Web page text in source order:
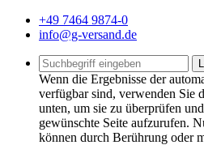
+49 7464 9874-0
info@g-versand.de
Wenn die Ergebnisse der
verfügbar sind, verwenden Sie
unten, um sie zu überprüfen
gewünschte Seite aufzurufen.
können durch Berührung oder